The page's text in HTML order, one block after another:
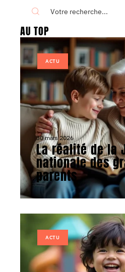
AU TOP
ACTU
30 mars 2026
La réalité de la
nationale des
parents
ACTU